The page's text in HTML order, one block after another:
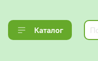
Каталог